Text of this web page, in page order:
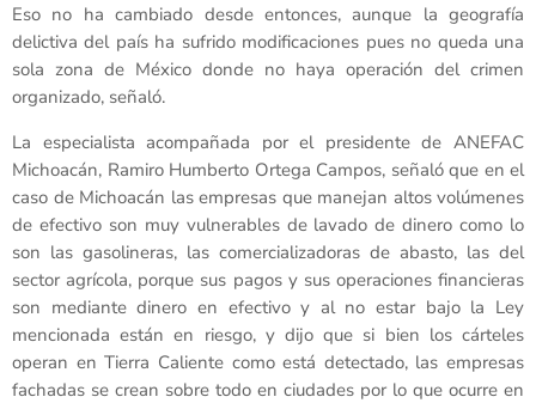
Eso no ha cambiado desde entonces, aunque la geografía
delictiva del país ha sufrido modificaciones pues no queda una
sola zona de México donde no haya operación del crimen
organizado, señaló.
La especialista acompañada por el presidente de ANEFAC
Michoacán, Ramiro Humberto Ortega Campos, señaló que en el
caso de Michoacán las empresas que manejan altos volúmenes
de efectivo son muy vulnerables de lavado de dinero como lo
son las gasolineras, las comercializadoras de abasto, las del
sector agrícola, porque sus pagos y sus operaciones financieras
son mediante dinero en efectivo y al no estar bajo la Ley
mencionada están en riesgo, y dijo que si bien los cárteles
operan en Tierra Caliente como está detectado, las empresas
fachadas se crean sobre todo en ciudades por lo que ocurre en